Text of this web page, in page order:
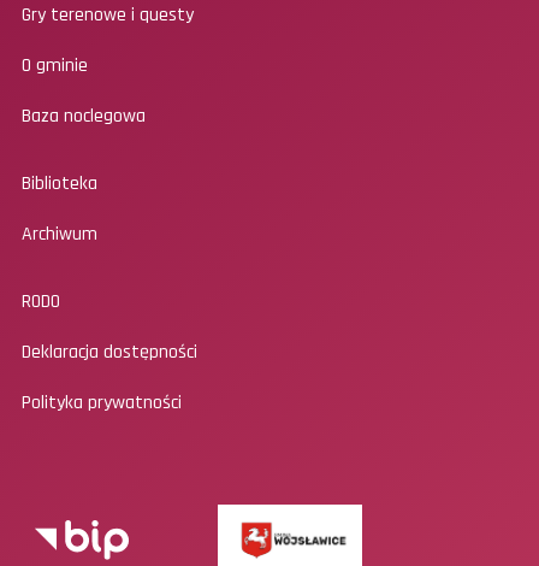
Gry terenowe i questy
O gminie
Baza noclegowa
Biblioteka
Archiwum
RODO
Deklaracja dostępności
Polityka prywatności